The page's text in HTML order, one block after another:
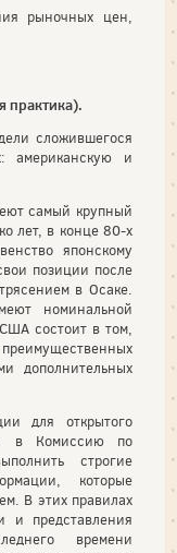
рыночных цен,
практика).
сложивше­гося
американскую и
самый круп­ный
лет, в кон­це 80-х
японско­му
позиции после
в Осаке.
номинальной
состоит в том,
дополнительных
для открытого
в Комиссию по
строгие
которые
В этих правилах
и представления
времени